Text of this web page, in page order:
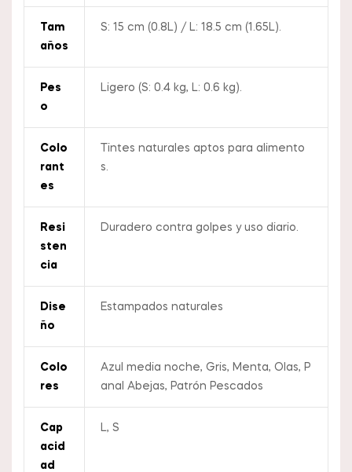
Tam
Años
S: 15 cm (0.8L) / L: 18.5 cm (1.65L).
Pes
O
Ligero (S: 0.4 kg, L: 0.6 kg).
Colo
Rant
Es
Tintes naturales aptos para alimento
s.
Resi
Sten
Cia
Duradero contra golpes y uso diario.
Dise
Ño
Estampados naturales
Colo
Res
Azul media noche, Gris, Menta, Olas, P
anal Abejas, Patrón Pescados
Cap
Acid
Ad
L, S